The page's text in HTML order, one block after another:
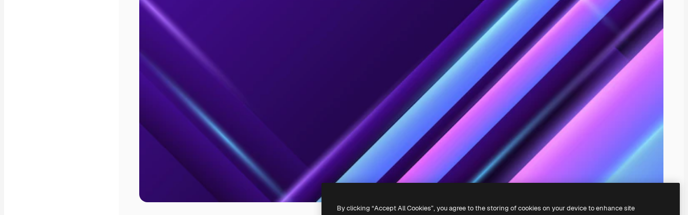
By clicking “Accept All Cookies”, you agree to the storing of cookies on your device to enhance site